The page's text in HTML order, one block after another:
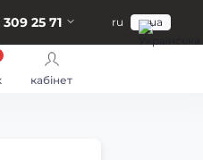
25 71 ru ua
кабінет